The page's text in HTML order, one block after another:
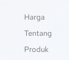
Harga
Tentang
Produk